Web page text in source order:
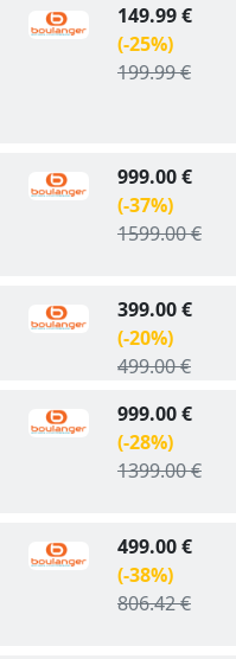
149.99 €
(-25%)
199.99 €
999.00 €
(-37%)
1599.00 €
399.00 €
(-20%)
499.00 €
999.00 €
(-28%)
1399.00 €
499.00 €
(-38%)
806.42 €